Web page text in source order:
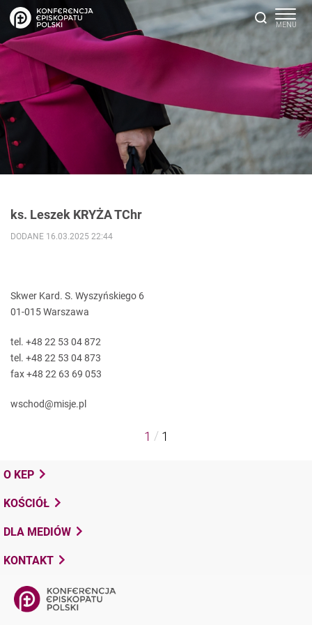
ks. Leszek KRYŻA TChr
DODANE 16.03.2025 22:44
Skwer Kard. S. Wyszyńskiego 6
01-015 Warszawa
tel. +48 22 53 04 872
tel. +48 22 53 04 873
fax +48 22 63 69 053
wschod@misje.pl
1 / 1
O KEP
KOŚCIÓŁ
DLA MEDIÓW
KONTAKT